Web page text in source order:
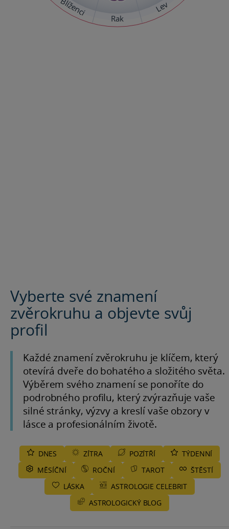
Vyberte své znamení
zvěrokruhu a objevte svůj
profil
Každéznamení zvěrokruhu je klíčem, který
otevírá dveře do bohatého a složitého světa.
Výběrem svého znamení se ponoříte do
podrobného profilu, který zvýrazňuje vaše
silné stránky, výzvy a kreslí vaše obzory v
lásce a profesionálním životě.
DNES ZÍTRA POZÍTŘÍ
TÝDENNÍ
MĚSÍČNÍ
ROČNÍ TAROT
ŠTĚSTÍ
LÁSKA
ASTROLOGIE CELEBRIT
ASTROLOGICKÝ BLOG
Blíženci
Rak
Lev